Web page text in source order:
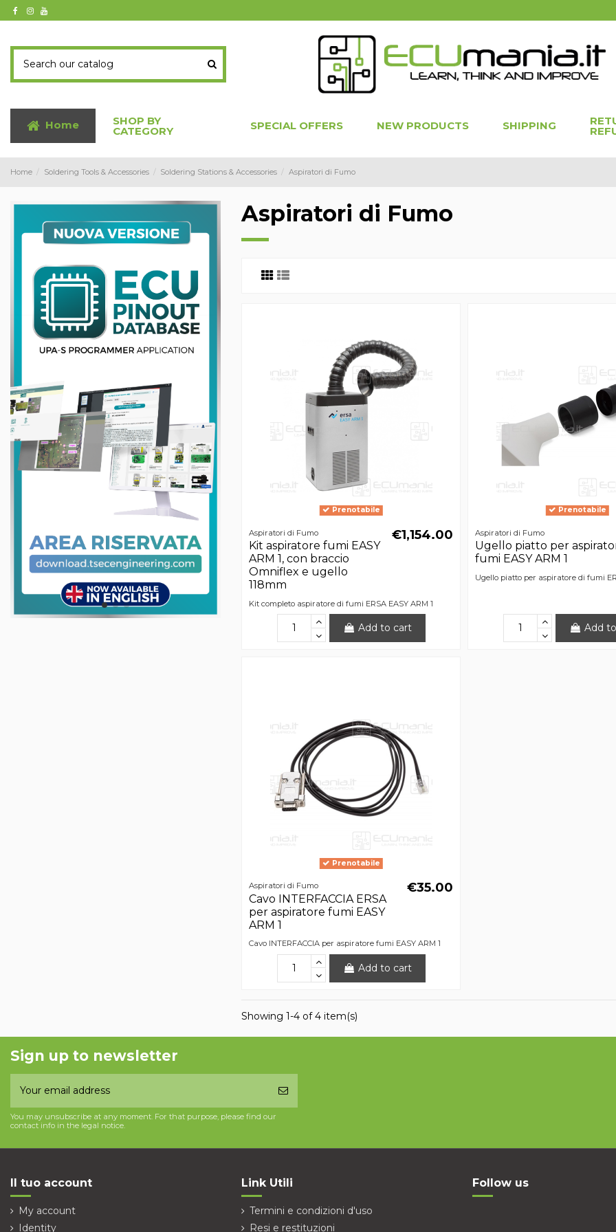
Home SHOP BY
CATEGORY SPECIAL OFFERS NEW PRODUCTS SHIPPING
Home Soldering Tools & Accessories Soldering Stations & Accessories Aspiratori di Fumo
Aspiratori di Fumo
Prenotabile
Aspiratori di Fumo
Kit aspiratore fumi EASY
ARM 1, con braccio
Omniflex e ugello
118mm
€1,154.00
Kit completo aspiratore di fumi ERSA EASY ARM 1
Add to cart
Prenotabile
Aspiratori di Fumo
Ugello piatto per
fumi EASY ARM 1
Ugello piatto per aspiratore di fumi
Add
Prenotabile
Aspiratori di Fumo
Cavo INTERFACCIA ERSA
per aspiratore fumi EASY
ARM 1
€35.00
Cavo INTERFACCIA per aspiratore fumi EASY ARM 1
Add to cart
Showing 1-4 of 4 item(s)
Sign up to newsletter
You may unsubscribe at any moment. For that purpose, please find our
contact info in the legal notice.
Il tuo account
My account
Identity
Link Utili
Termini e condizioni d'uso
Resi e restituzioni
Follow us